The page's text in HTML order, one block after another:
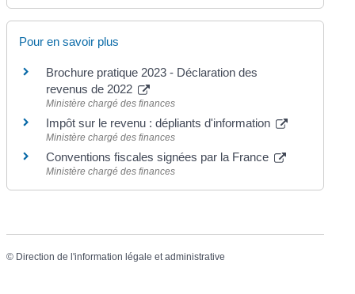
Pour en savoir plus
Brochure pratique 2023 - Déclaration des
revenus de 2022
Ministère chargé des finances
Impôt sur le revenu : dépliants d'information
Ministère chargé des finances
Conventions fiscales signées par la France
Ministère chargé des finances
© Direction de l'information légale et administrative